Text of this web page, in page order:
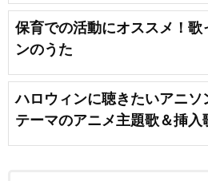
保育での活動にオススメ！歌
ンのうた
ハロウィンに聴きたいアニ
テーマのアニメ主題歌＆挿入